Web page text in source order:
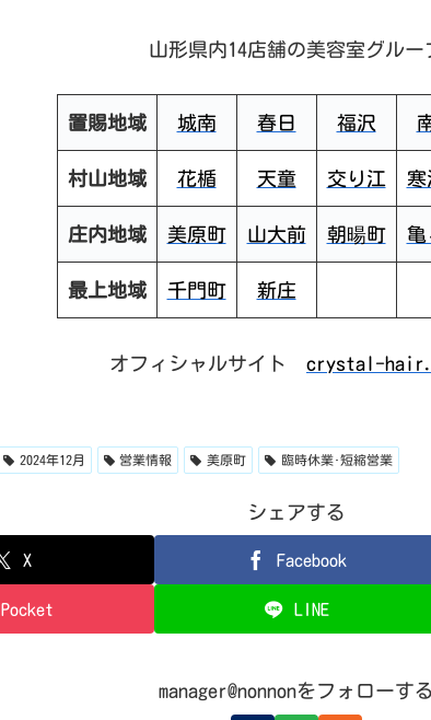
山形県内14店舗の美容室グルー
置賜地域 城南 春日 福沢
村山地域 花楯 天童 交り江 寒
庄内地域 美原町 山大前 朝暘町 亀
最上地域 千門町 新庄
オフィシャルサイト crystal-
2024年12月 営業情報 美原町 臨時休業･短縮営業
シェアする
X Facebook
Pocket LINE
manager@nonnonをフォローする